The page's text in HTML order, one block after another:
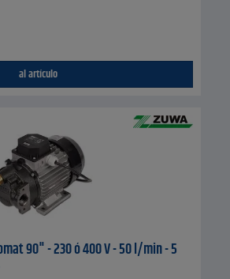
al artículo
90" - 230 ó 400 V - 50 l/min - 5